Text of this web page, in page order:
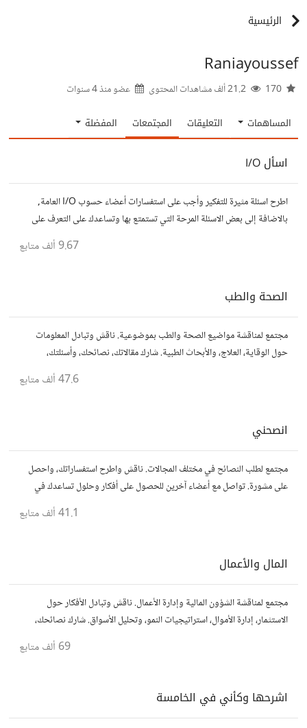
الرئيسية
Raniayoussef
عضو منذ4 سنوات
المساهمات التعليقات المجتمعات المفضلة
اسأل I/O
اطرح اسئلة مثيرة للتفكير وأجب على استفسارات أعضاء حسوب I/O العامة,
بالاضافة إلى بعض الاسئلة المرحة التي تستمتع بها وتساعدك على التعرف على
9.67 ألف متابع
الصحة والطب
مجتمع لمناقشة مواضيع الصحة والطب بموضوعية. ناقش وتبادل المعلومات
حول الوقاية، العلاج، والأبحاث الطبية. شارك مقالاتك، نصائحك، وأسئلتك،
47.6 ألف متابع
انصحني
مجتمع لطلب النصائح في مختلف المجالات. ناقش واطرح استفساراتك، واحصل
على مشورة. تواصل مع أعضاء آخرين للحصول على أفكار وحلول تساعدك في
41.1 ألف متابع
المال والأعمال
مجتمع لمناقشة الشؤون المالية وإدارة الأعمال. ناقش وتبادل الأفكار حول
الاستثمار، إدارة الأموال، استراتيجيات النمو، وتحليل الأسواق. شارك نصائحك،
69 ألف متابع
اشرحها وكأني في الخامسة